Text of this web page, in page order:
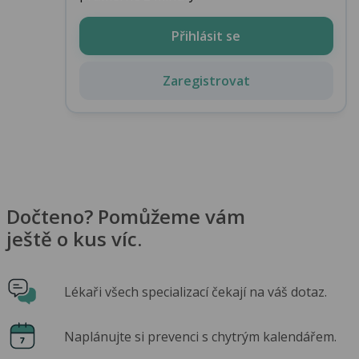
Přihlásit se
Zaregistrovat
Dočteno? Pomůžeme vám
ještě o kus víc.
Lékaři všech specializací čekají na váš dotaz.
Naplánujte si prevenci s chytrým kalendářem.